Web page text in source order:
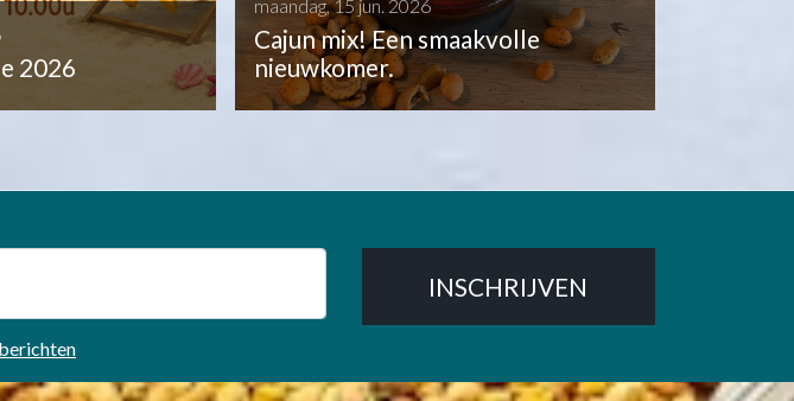
2026
maandag, 15 jun. 2026
Cajun mix! Een smaakvolle
nieuwkomer.